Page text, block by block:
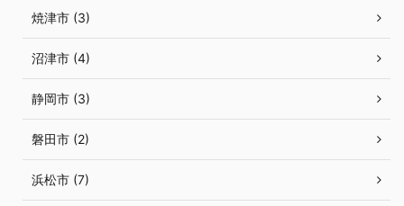
焼津市 (3)
沼津市 (4)
静岡市 (3)
磐田市 (2)
浜松市 (7)